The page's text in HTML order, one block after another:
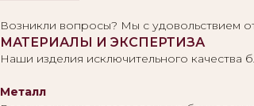
Возникли вопросы? Мы с удовольствием
МАТЕРИАЛЫ И ЭКСПЕРТИЗА
Наши изделия исключительного
Металл